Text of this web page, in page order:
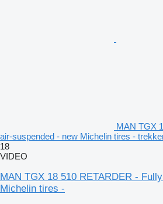
MAN TGX
air-suspended - new Michelin tires -
18
VIDEO
MAN TGX 18 510 RETARDER -
Michelin tires -